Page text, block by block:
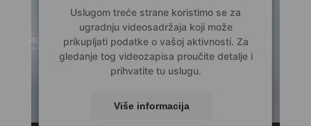
Uslugom treće strane koristimo se za
ugradnju videosadržaja koji može
prikupljati podatke o vašoj aktivnosti. Za
gledanje tog videozapisa proučite detalje i
prihvatite tu uslugu.
Više informacija